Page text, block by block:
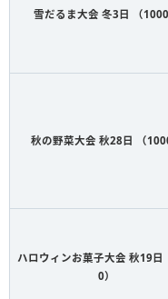
雪だるま大会 冬3日 （1000
秋の野菜大会 秋28日 （1000
ハロウィンお菓子大会 秋19日
0）